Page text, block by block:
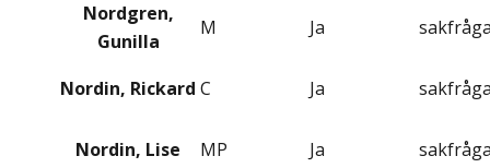
Nordgren,
Gunilla
M Ja
Nordin, Rickard C Ja
Nordin, Lise MP Ja